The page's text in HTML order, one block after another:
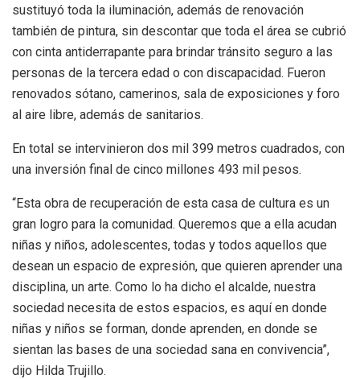
sustituyó toda la iluminación, además de renovación
también de pintura, sin descontar que toda el área se cubrió
con cinta antiderrapante para brindar tránsito seguro a las
personas de la tercera edad o con discapacidad. Fueron
renovados sótano, camerinos, sala de exposiciones y foro
al aire libre, además de sanitarios.
En total se intervinieron dos mil 399 metros cuadrados, con
una inversión final de cinco millones 493 mil pesos.
“Esta obra de recuperación de esta casa de cultura es un
gran logro para la comunidad. Queremos que a ella acudan
niñas y niños, adolescentes, todas y todos aquellos que
desean un espacio de expresión, que quieren aprender una
disciplina, un arte. Como lo ha dicho el alcalde, nuestra
sociedad necesita de estos espacios, es aquí en donde
niñas y niños se forman, donde aprenden, en donde se
sientan las bases de una sociedad sana en convivencia”,
dijo Hilda Trujillo.